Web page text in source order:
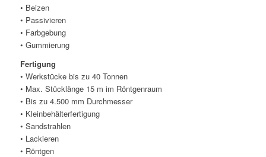
• Beizen
• Passivieren
• Farbgebung
• Gummierung
Fertigung
• Werkstücke bis zu 40 Tonnen
• Max. Stücklänge 15 m im Röntgenraum
• Bis zu 4.500 mm Durchmesser
• Kleinbehälterfertigung
• Sandstrahlen
• Lackieren
• Röntgen